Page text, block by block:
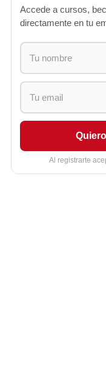
Accede a cursos,
directamente en tu
Al registrarte